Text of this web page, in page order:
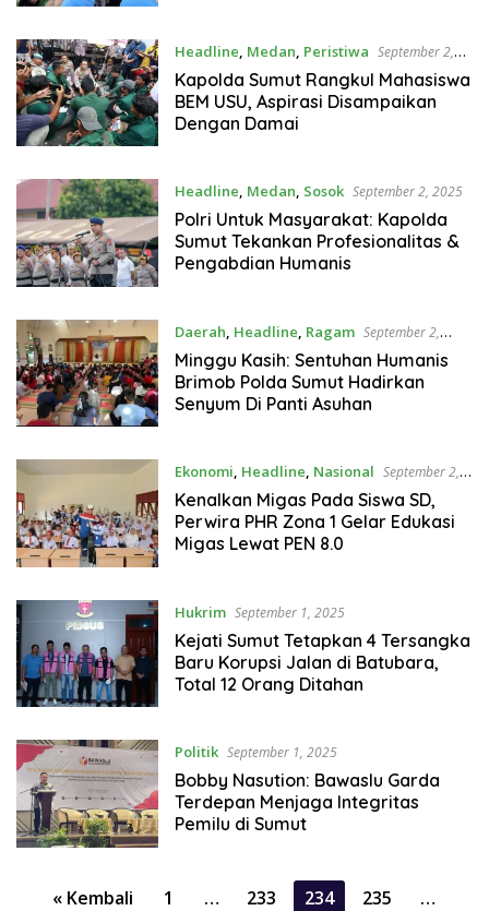
Headline, Medan, Peristiwa September 2,
2025
Kapolda Sumut Rangkul Mahasiswa
BEM USU, Aspirasi Disampaikan
Dengan Damai
Headline, Medan, Sosok September 2, 2025
Polri Untuk Masyarakat: Kapolda
Sumut Tekankan Profesionalitas &
Pengabdian Humanis
Daerah, Headline, Ragam September 2,
2025
Minggu Kasih: Sentuhan Humanis
Brimob Polda Sumut Hadirkan
Senyum Di Panti Asuhan
Ekonomi, Headline, Nasional September 2,
2025
Kenalkan Migas Pada Siswa SD,
Perwira PHR Zona 1 Gelar Edukasi
Migas Lewat PEN 8.0
Hukrim September 1, 2025
Kejati Sumut Tetapkan 4 Tersangka
Baru Korupsi Jalan di Batubara,
Total 12 Orang Ditahan
Politik September 1, 2025
Bobby Nasution: Bawaslu Garda
Terdepan Menjaga Integritas
Pemilu di Sumut
Paginasi
« Kembali 1 … 233 234 235
…